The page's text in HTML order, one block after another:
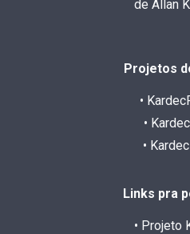
de Allan
Projetos
•
•
•
Links pra
• Projeto